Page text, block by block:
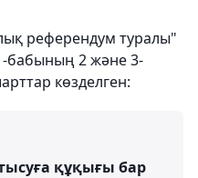
референдум туралы"
бабының 2 және 3-
көзделген:
құқығы бар